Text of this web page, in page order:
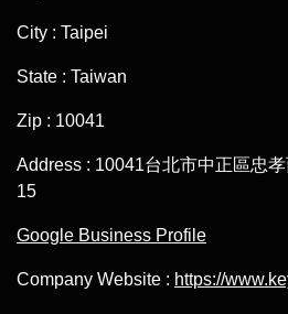
City : Taipei
State : Taiwan
Zip : 10041
Address : 10041台北市中正區忠
15
Google Business Profile
Company Website : https://